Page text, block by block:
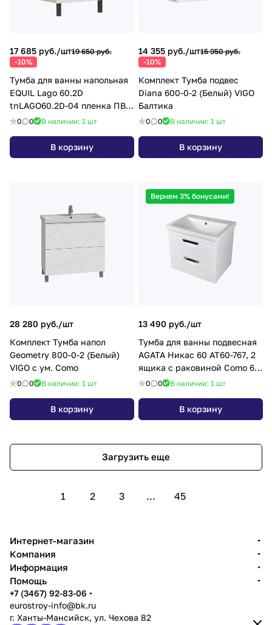
17 685 руб./шт19 650 руб.
-10%
Тумба для ванны напольная
EQUIL Lago 60.2D
tnLAGO60.2D-04 пленка ПВХ
матовая с раковиной
0 0 В наличии: 1 шт
В корзину
14 355 руб./шт15 950 руб.
-10%
Комплект Тумба подвес
Diana 600-0-2 (Белый) VIGO
Балтика
0 0 В наличии: 1 шт
В корзину
28 280 руб./шт
Комплект Тумба напол
Geometry 800-0-2 (Белый)
VIGO с ум. Como
0 0 В наличии: 1 шт
В корзину
Вернем 3% бонусами!
13 490 руб./шт
Тумба для ванны подвесная
AGATA Никас 60 АТ60-767, 2
ящика с раковиной Como 60
S-UM-COM60/1-w
0 0 В наличии: 1 шт
В корзину
Загрузить еще
1 2 3 ... 45
Интернет-магазин
Компания
Информация
Помощь
+7 (3467) 92-83-06
eurostroy-info@bk.ru
г. Ханты-Мансийск, ул. Чехова 82